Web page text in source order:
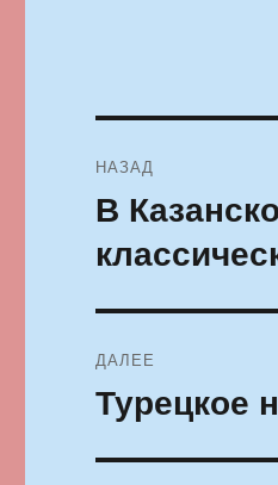
по
записям
НАЗАД
Предыдущая
В
ДАЛЕЕ
Следующая
запись:
Турецкое